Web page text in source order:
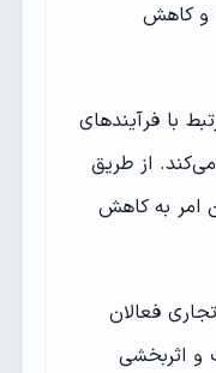
و کاهش
با فرآیندهای
از طریق
امر به کاهش
فعالان
و اثربخشی